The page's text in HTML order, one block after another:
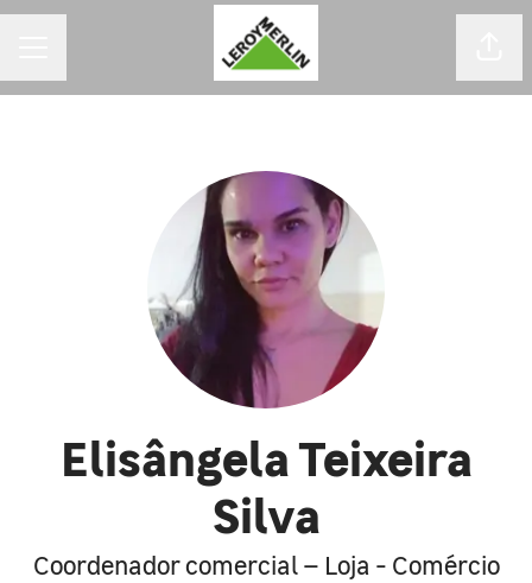
Elisângela Teixeira
Silva
Coordenador comercial – Loja - Comércio